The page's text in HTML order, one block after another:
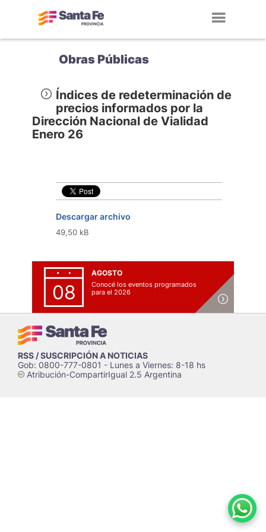
Obras Públicas
Índices de redeterminación de
precios informados por la
Dirección Nacional de Vialidad
Enero 26
Descargar archivo
49,50 kB
08
AGOSTO
Conocé los eventos programados
para el 2026
RSS / SUSCRIPCIÓN A NOTICIAS
Gob: 0800-777-0801 - Lunes a Viernes: 8-18 hs
cAtribución-CompartirIgual 2.5 Argentina